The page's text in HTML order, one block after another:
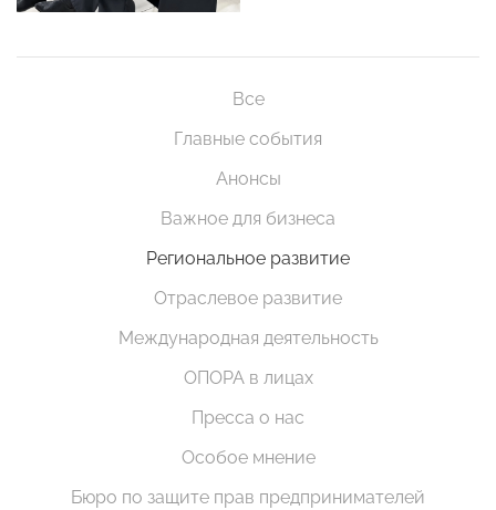
Все
Главные события
Анонсы
Важное для бизнеса
Региональное развитие
Отраслевое развитие
Международная деятельность
ОПОРА в лицах
Пресса о нас
Особое мнение
Бюро по защите прав предпринимателей